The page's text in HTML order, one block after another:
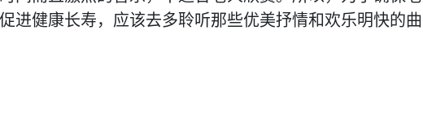
进健康长寿，应该去多聆听那些优美抒情和欢乐明快的曲